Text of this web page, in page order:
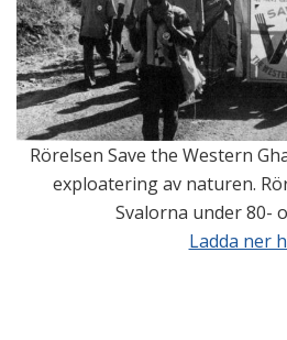
Rörelsen Save the Western
exploatering av naturen.
Svalorna under 80-
Ladda ner